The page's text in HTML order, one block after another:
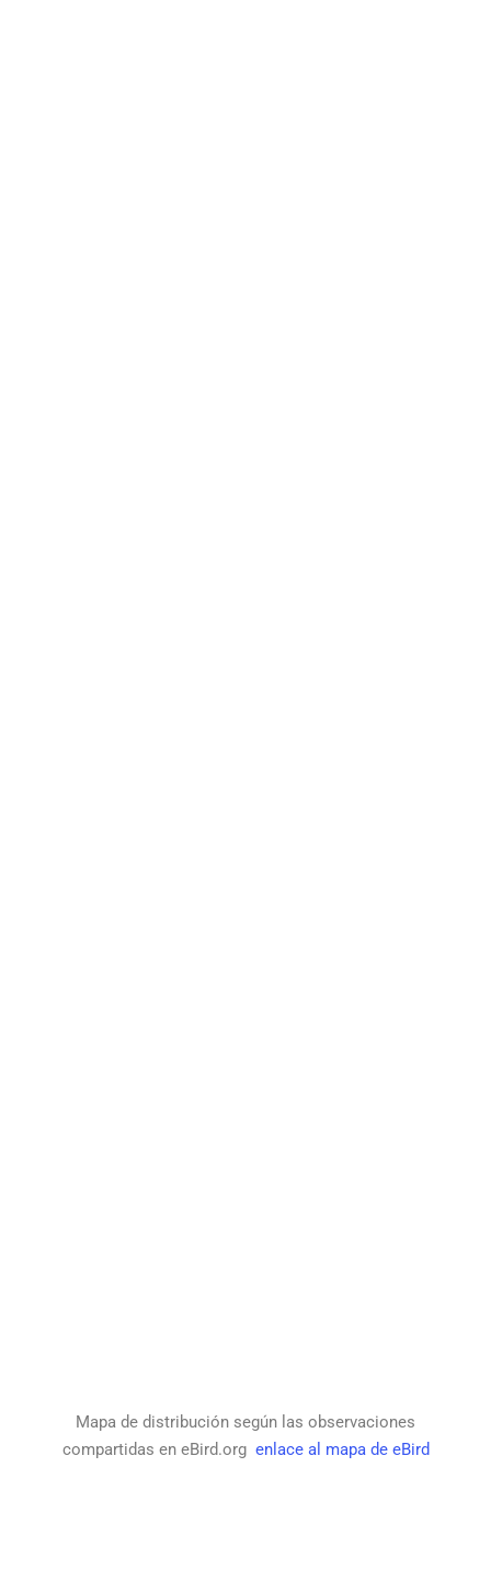
Mapa de distribución según las observaciones
compartidas en eBird.org enlace al mapa de eBird